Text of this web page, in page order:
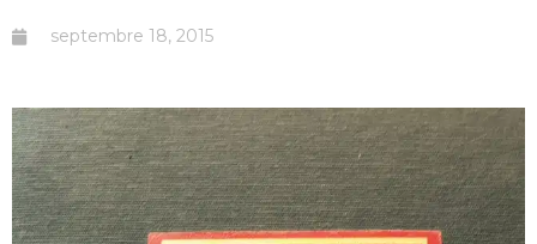
septembre 18, 2015